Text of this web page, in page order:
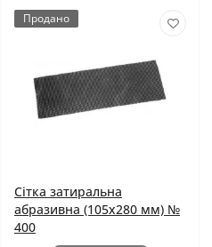
Продано
Сітка затиральна
абразивна (105x280 мм) №
400